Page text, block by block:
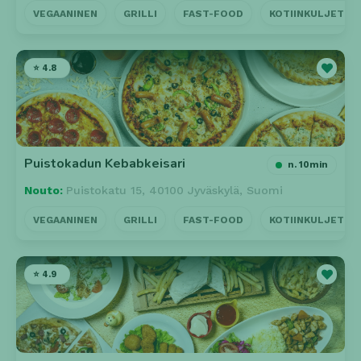
VEGAANINEN GRILLI FAST-FOOD KOTIINKULJETUS
⭐ 4.8
Puistokadun Kebabkeisari n. 10min
Nouto: Puistokatu 15, 40100 Jyväskylä, Suomi
VEGAANINEN GRILLI FAST-FOOD KOTIINKULJETUS
⭐ 4.9